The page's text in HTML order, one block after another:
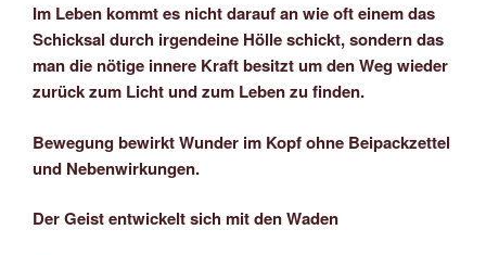
Im Leben kommt es nicht darauf an wie oft einem das
Schicksal durch irgendeine Hölle schickt, sondern das
man die nötige innere Kraft besitzt um den Weg wieder
zurück zum Licht und zum Leben zu finden.
Bewegung bewirkt Wunder im Kopf ohne Beipackzettel
und Nebenwirkungen.
Der Geist entwickelt sich mit den Waden